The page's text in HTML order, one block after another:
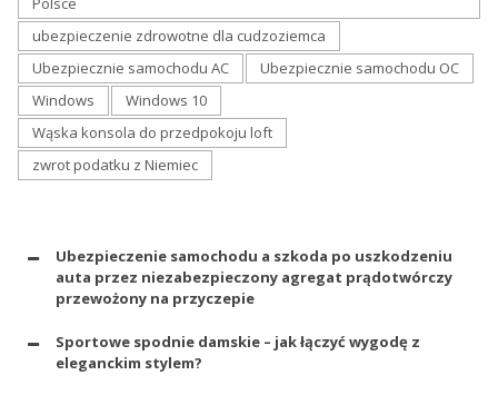
ubezpieczenie zdrowotne dla cudzoziemca
Ubezpiecznie samochodu AC
Ubezpiecznie samochodu OC
Windows
Windows 10
Wąska konsola do przedpokoju loft
zwrot podatku z Niemiec
Ubezpieczenie samochodu a szkoda po uszkodzeniu
auta przez niezabezpieczony agregat prądotwórczy
przewożony na przyczepie
Sportowe spodnie damskie – jak łączyć wygodę z
eleganckim stylem?